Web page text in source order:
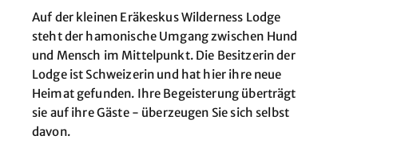
Auf der kleinen Eräkeskus Wilderness Lodge
steht der hamonische Umgang zwischen Hund
und Mensch im Mittelpunkt. Die Besitzerin der
Lodge ist Schweizerin und hat hier ihre neue
Heimat gefunden. Ihre Begeisterung überträgt
sie auf ihre Gäste - überzeugen Sie sich selbst
davon.